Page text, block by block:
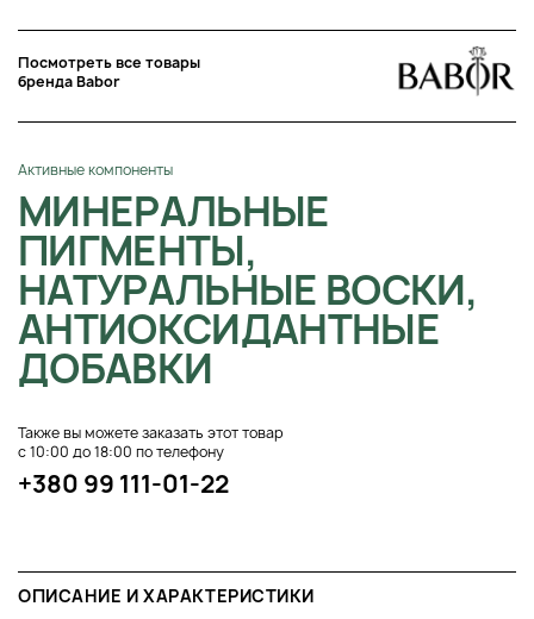
Посмотреть все товары
бренда Babor
Активные компоненты
МИНЕРАЛЬНЫЕ
ПИГМЕНТЫ,
НАТУРАЛЬНЫЕ ВОСКИ,
АНТИОКСИДАНТНЫЕ
ДОБАВКИ
Также вы можете заказать этот товар
с 10:00 до 18:00 по телефону
+380 99 111-01-22
ОПИСАНИЕ И ХАРАКТЕРИСТИКИ